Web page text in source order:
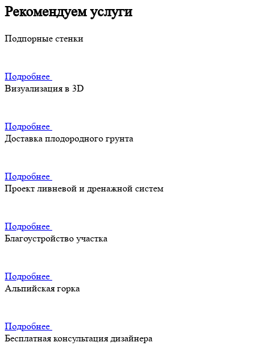
Рекомендуем услуги
Подпорные стенки
Подробнее
Визуализация в 3D
Подробнее
Доставка плодородного грунта
Подробнее
Проект ливневой и дренажной систем
Подробнее
Благоустройство участка
Подробнее
Альпийская горка
Подробнее
Бесплатная консультация дизайнера